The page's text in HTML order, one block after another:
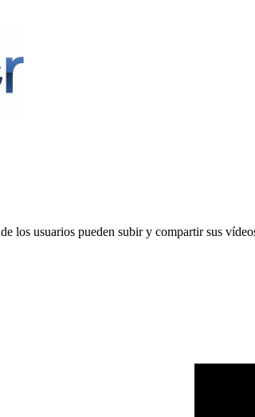
los usuarios pueden subir y compartir sus